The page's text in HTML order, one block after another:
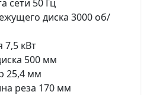
сети 50 Гц
диска 3000 об/
7,5 кВт
500 мм
25,4 мм
реза 170 мм